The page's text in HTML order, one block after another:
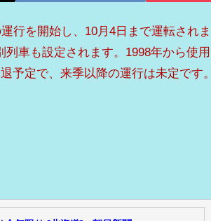
行を開始し、10月4日まで運転され
車も設定されます。1998年から使
予定で、来季以降の運行は未定です。